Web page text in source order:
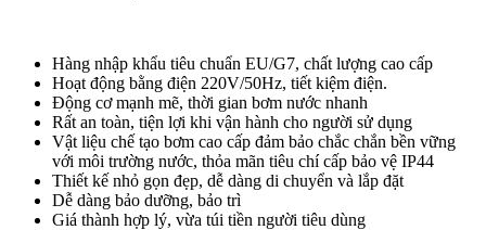
Hàng nhập khẩu tiêu chuẩn EU/G7, chất lượng cao cấp
Hoạt động bằng điện 220V/50Hz, tiết kiệm điện.
Động cơ mạnh mẽ, thời gian bơm nước nhanh
Rất an toàn, tiện lợi khi vận hành cho người sử dụng
Vật liệu chế tạo bơm cao cấp đảm bảo chắc chắn bền vững
với môi trường nước, thỏa mãn tiêu chí cấp bảo vệ IP44
Thiết kế nhỏ gọn đẹp, dễ dàng di chuyển và lắp đặt
Dễ dàng bảo dưỡng, bảo trì
Giá thành hợp lý, vừa túi tiền người tiêu dùng